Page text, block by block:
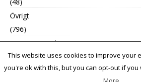
Övrigt
(796)
Uncategorized
(9)
This website uses cookies to improve your
you're ok with this, but you can opt-out if you